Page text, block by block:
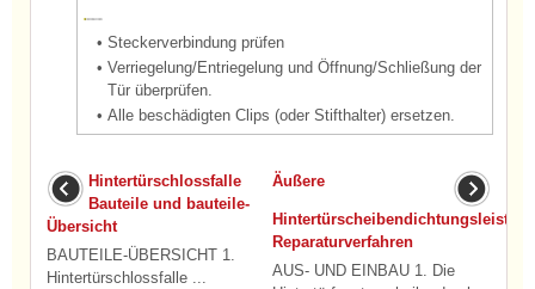
• Steckerverbindung prüfen
• Verriegelung/Entriegelung und Öffnung/Schließung der
Tür überprüfen.
• Alle beschädigten Clips (oder Stifthalter) ersetzen.
Hintertürschlossfalle
Bauteile und bauteile-
Übersicht
BAUTEILE-ÜBERSICHT 1.
Hintertürschlossfalle ...
Äußere
Hintertürscheibendichtungsleiste
Reparaturverfahren
AUS- UND EINBAU 1. Die